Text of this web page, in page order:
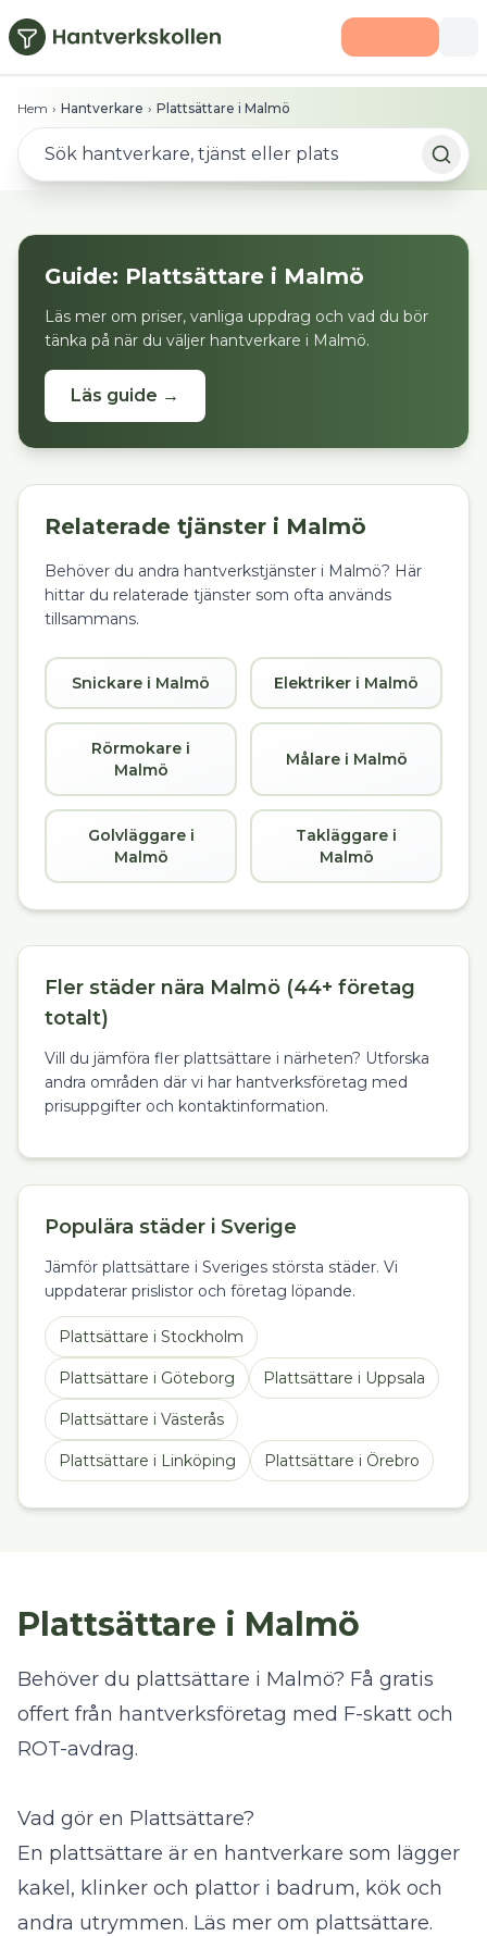
Hoppa till huvudinnehåll
Hem › Hantverkare › Plattsättare i Malmö
Guide: Plattsättare i Malmö
Läs mer om priser, vanliga uppdrag och vad du bör
tänka på när du väljer hantverkare i Malmö.
Läs guide →
Relaterade tjänster i Malmö
Behöver du andra hantverkstjänster i Malmö? Här
hittar du relaterade tjänster som ofta används
tillsammans.
Snickare i Malmö Elektriker i Malmö
Rörmokare i
Malmö
Målare i Malmö
Golvläggare i
Malmö
Takläggare i
Malmö
Fler städer nära Malmö (44+ företag
totalt)
Vill du jämföra fler plattsättare i närheten? Utforska
andra områden där vi har hantverksföretag med
prisuppgifter och kontaktinformation.
Populära städer i Sverige
Jämför plattsättare i Sveriges största städer. Vi
uppdaterar prislistor och företag löpande.
Plattsättare i Stockholm
Plattsättare i Göteborg Plattsättare i Uppsala
Plattsättare i Västerås
Plattsättare i Linköping Plattsättare i Örebro
Plattsättare i Malmö
Behöver du plattsättare i Malmö? Få gratis
offert från hantverksföretag med F-skatt och
ROT-avdrag.
Vad gör en Plattsättare?
En plattsättare är en hantverkare som lägger
kakel, klinker och plattor i badrum, kök och
andra utrymmen. Läs mer om plattsättare.